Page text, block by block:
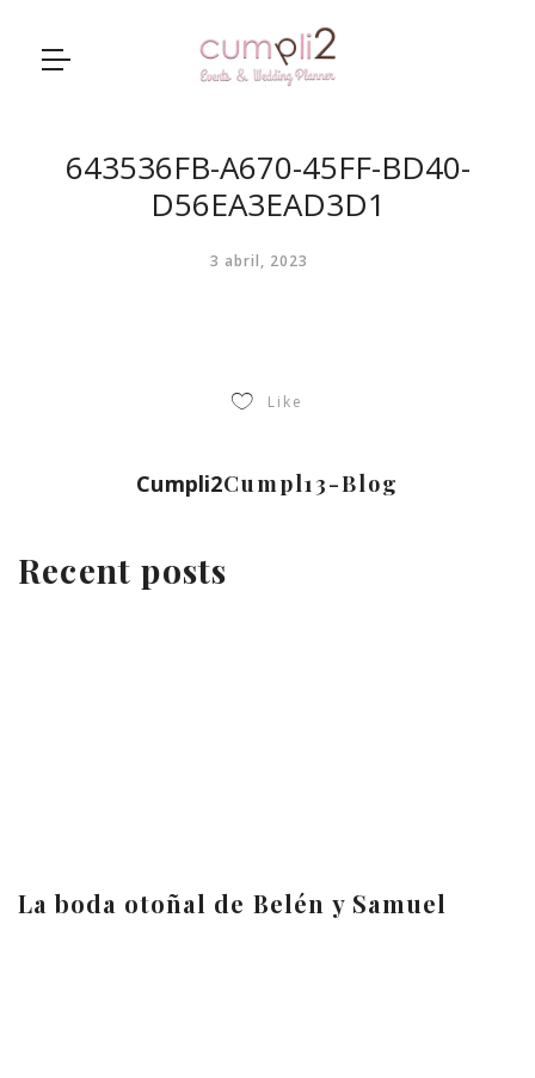
643536FB-A670-45FF-BD40-
D56EA3EAD3D1
3 abril, 2023
Like
Cumpli2Cumpl13-Blog
Recent posts
La boda otoñal de Belén y Samuel